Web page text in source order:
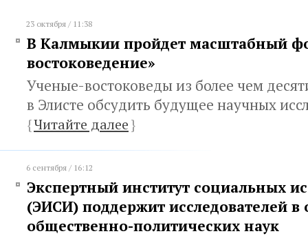
23 октября / 11:38
В Калмыкии пройдет масштабный
востоковедение»
Ученые-востоковеды из более чем
в Элисте обсудить будущее научных
{Читайте далее}
6 сентября / 16:12
Экспертный институт социальных
(ЭИСИ) поддержит исследователей в
общественно-политических наук